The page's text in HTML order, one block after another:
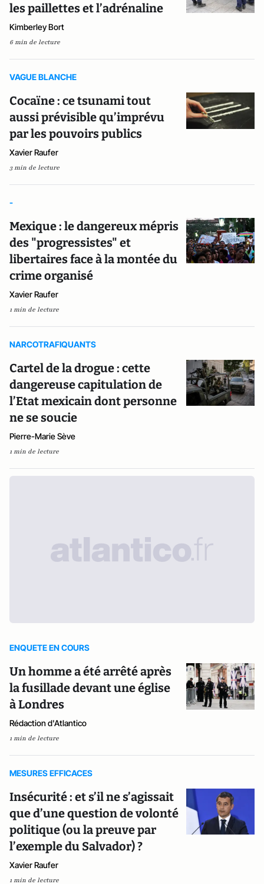
les paillettes et l’adrénaline
Kimberley Bort
6 min de lecture
VAGUE BLANCHE
Cocaïne : ce tsunami tout
aussi prévisible qu’imprévu
par les pouvoirs publics
Xavier Raufer
3 min de lecture
-
Mexique : le dangereux mépris
des "progressistes" et
libertaires face à la montée du
crime organisé
Xavier Raufer
1 min de lecture
NARCOTRAFIQUANTS
Cartel de la drogue : cette
dangereuse capitulation de
l’Etat mexicain dont personne
ne se soucie
Pierre-Marie Sève
1 min de lecture
ENQUETE EN COURS
Un homme a été arrêté après
la fusillade devant une église
à Londres
Rédaction d'Atlantico
1 min de lecture
MESURES EFFICACES
Insécurité : et s’il ne s’agissait
que d’une question de volonté
politique (ou la preuve par
l’exemple du Salvador) ?
Xavier Raufer
1 min de lecture